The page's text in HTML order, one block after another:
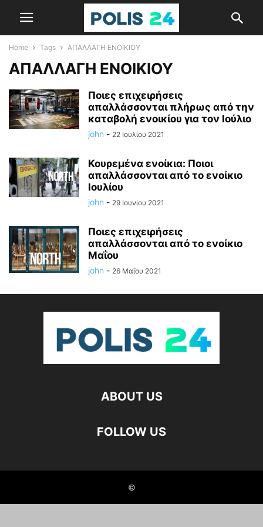
Home Tags ΑΠΑΛΛΑΓΗ ΕΝΟΙΚΙΟΥ
ΑΠΑΛΛΑΓΗ ΕΝΟΙΚΙΟΥ
Ποιες επιχειρήσεις
απαλλάσσονται πλήρως από την
καταβολή ενοικίου για τον Ιούλιο
john - 22 Ιουλίου 2021
Κουρεμένα ενοίκια: Ποιοι
απαλλάσσονται από το ενοίκιο
Ιουλίου
john - 29 Ιουνίου 2021
Ποιες επιχειρήσεις
απαλλάσσονται από το ενοίκιο
Μαΐου
john - 26 Μαΐου 2021
ABOUT US
FOLLOW US
©